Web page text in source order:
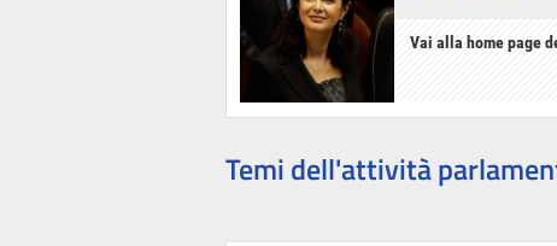
Vai alla home page
Temi dell'attività